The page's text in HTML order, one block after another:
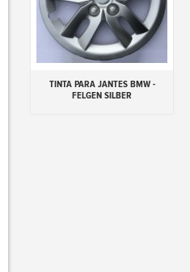
Adicionar ao carrinho
TINTA PARA JANTES BMW -
FELGEN SILBER